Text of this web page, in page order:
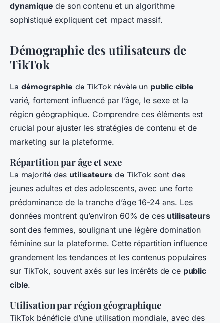
dynamique de son contenu et un algorithme
sophistiqué expliquent cet impact massif.
Démographie des utilisateurs de
TikTok
La démographie de TikTok révèle un public cible
varié, fortement influencé par l’âge, le sexe et la
région géographique. Comprendre ces éléments est
crucial pour ajuster les stratégies de contenu et de
marketing sur la plateforme.
Répartition par âge et sexe
La majorité des utilisateurs de TikTok sont des
jeunes adultes et des adolescents, avec une forte
prédominance de la tranche d’âge 16-24 ans. Les
données montrent qu’environ 60% de ces utilisateurs
sont des femmes, soulignant une légère domination
féminine sur la plateforme. Cette répartition influence
grandement les tendances et les contenus populaires
sur TikTok, souvent axés sur les intérêts de ce public
cible.
Utilisation par région géographique
TikTok bénéficie d’une utilisation mondiale, avec des